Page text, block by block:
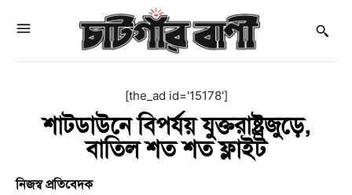
[the_ad id='15178']
শাটডাউনে বিপর্যয় যুক্তরাষ্ট্রজুড়ে,
বাতিল শত শত ফ্লাইট
নিজস্ব প্রতিবেদক